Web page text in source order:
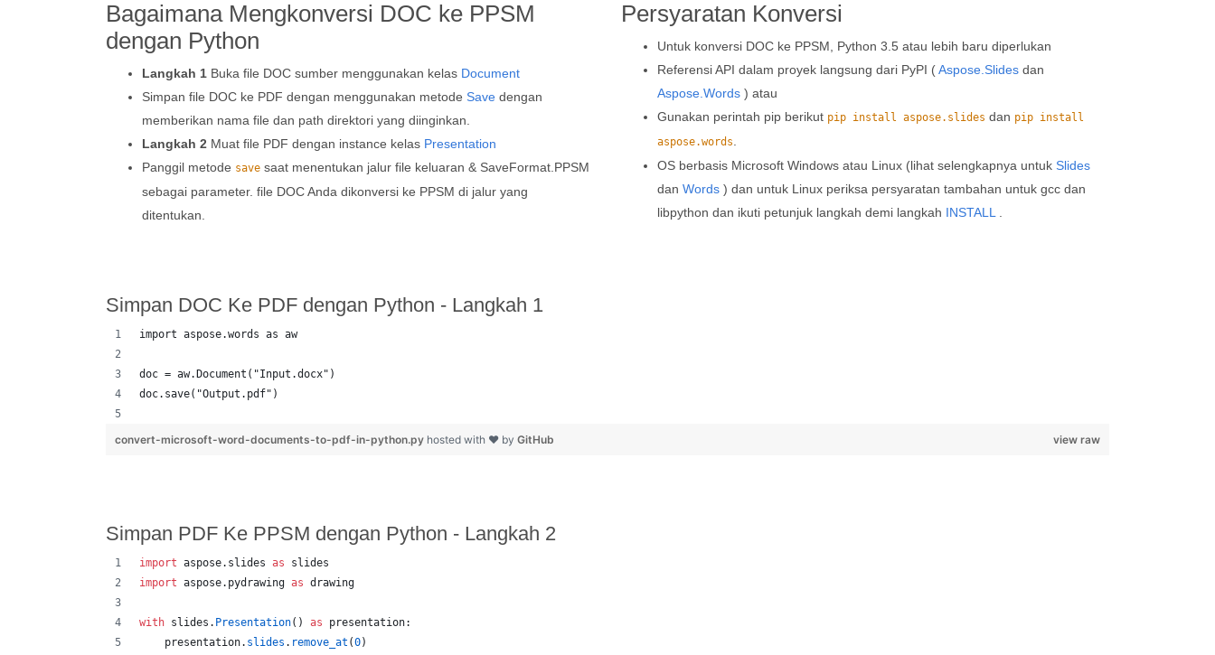
Bagaimana Mengkonversi DOC ke PPSM
dengan Python
Langkah 1 Buka file DOC sumber menggunakan kelas Document
Simpan file DOC ke PDF dengan menggunakan metode Save dengan
memberikan nama file dan path direktori yang diinginkan.
Langkah 2 Muat file PDF dengan instance kelas Presentation
Panggil metode save saat menentukan jalur file keluaran & SaveFormat.PPSM
sebagai parameter. file DOC Anda dikonversi ke PPSM di jalur yang
ditentukan.
Persyaratan Konversi
Untuk konversi DOC ke PPSM, Python 3.5 atau lebih baru diperlukan
Referensi API dalam proyek langsung dari PyPI (Aspose.Slides dan
Aspose.Words ) atau
Gunakan perintah pip berikut pip install aspose.slides dan pip install
aspose.words
OS berbasis Microsoft Windows atau Linux (lihat selengkapnya untuk Slides
dan Words ) dan untuk Linux periksa persyaratan tambahan untuk gcc dan
libpython dan ikuti petunjuk langkah demi langkah INSTALL
Simpan DOC Ke PDF dengan Python - Langkah 1
import aspose.words as aw
doc = aw.Document("Input.docx")
doc.save("Output.pdf")
view raw
convert-microsoft-word-documents-to-pdf-in-python.py hosted with ❤ by GitHub
Simpan PDF Ke PPSM dengan Python - Langkah 2
import aspose. slides as
slides
import aspose. pydrawing as drawing
with slides . Presentation() as presentation:
presentation. slides . remove_at (0)